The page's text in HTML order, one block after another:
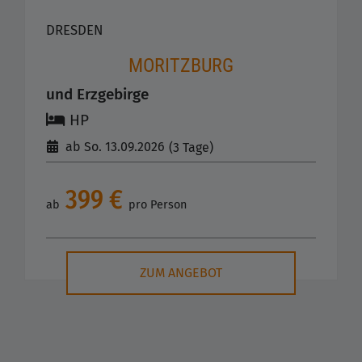
DRESDEN
MORITZBURG
und Erzgebirge
HP
ab So. 13.09.2026 (3 Tage)
ab 399 € pro Person
ZUM ANGEBOT